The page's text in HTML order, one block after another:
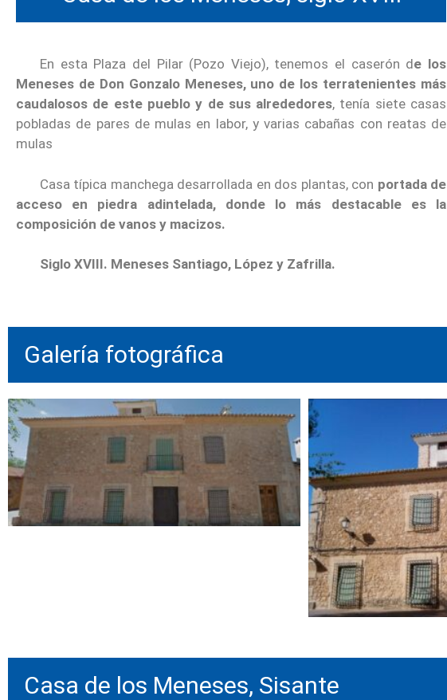
En esta Plaza del Pilar (Pozo Viejo), tenemos el caserón de los
Meneses de Don Gonzalo Meneses, uno de los terratenientes más
caudalosos de este pueblo y de sus alrededores, tenía siete casas
pobladas de pares de mulas en labor, y varias cabañas con reatas de
mulas
Casa típica manchega desarrollada en dos plantas, con portada de
acceso en piedra adintelada, donde lo más destacable es la
composición de vanos y macizos.
Siglo XVIII. Meneses Santiago, López y Zafrilla.
Galería fotográfica
Casa de los Meneses, Sisante